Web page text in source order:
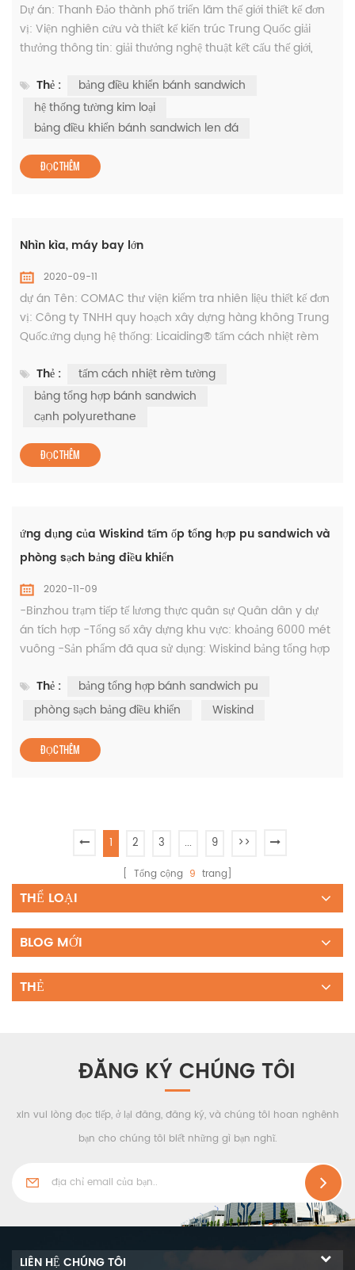
Dự án: Thanh Đảo thành phố triển lãm thế giới thiết kế đơn
vị: Viện nghiên cứu và thiết kế kiến ​​trúc Trung Quốc giải
thưởng thông tin: giải thưởng nghệ thuật kết cấu thế giới,
giải nhất của Sơn Đông cuộc thi thiết kế kiến ​​trúc xuất sắc giải
nhì của Sơn Đông tỉnh thiết kế kiến ​​trúc xuất sắc ứng dụng
hệ thống: Lai tấm cách nhiệt bánh ...
Thẻ :
bảng điều khiển bánh sandwich
hệ thống tường kim loại
bảng điều khiển bánh sandwich len đá
ĐỌC THÊM
Nhìn kìa, máy bay lớn
2020-09-11
dự án Tên: COMAC thư viện kiểm tra nhiên liệu thiết kế đơn
vị: Công ty TNHH quy hoạch xây dựng hàng không Trung
Quốc.ứng dụng hệ thống: Licaiding® tấm cách nhiệt rèm
Shanghai, ở đâu nó sẽ trở thành một cơ sở công nghiệp
máy bay lớn và một thành phố hàng không đô thị Các
công ty phụ kiện máy bay của nhiều quốc gia và thương
Thẻ :
tấm cách nhiệt rèm tường
bảng tổng hợp bánh sandwich
cạnh polyurethane
ĐỌC THÊM
ứng dụng của Wiskind tấm ốp tổng hợp pu sandwich và
phòng sạch bảng điều khiển
2020-11-09
-Binzhou trạm tiếp tế lương thực quân sự Quân dân y dự
án tích hợp -Tổng số xây dựng khu vực: khoảng 6000 mét
vuông -Sản phẩm đã qua sử dụng: Wiskind bảng tổng hợp
"Binzhou city Bincheng huyện tích hợp hỗ trợ thực phẩm
quân sự trình diễn đổi mới hỗ trợ Dự án" có tổng vốn đầu tư
2019 đến tháng 6...
Thẻ :
bảng tổng hợp bánh sandwich pu
phòng sạch bảng điều khiển
Wiskind
ĐỌC THÊM
1 2 3 ... 9 >>
[ Tổng cộng 9 trang]
THỂ LOẠI
BLOG MỚI
THẺ
ĐĂNG KÝ CHÚNG TÔI
xin vui lòng đọc tiếp, ở lại đăng, đăng ký, và chúng tôi hoan nghênh
bạn cho chúng tôi biết những gì bạn nghĩ.
LIÊN HỆ CHÚNG TÔI